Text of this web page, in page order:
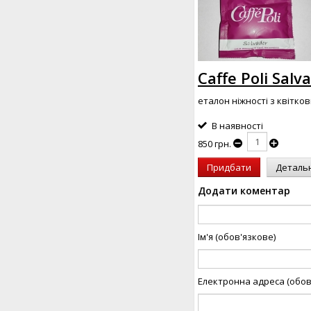
Caffe Poli
еталон ніжності з
В наявності
850 грн.
Придбати
Додати коментар
Ім'я (обов'язкове)
Електронна адреса